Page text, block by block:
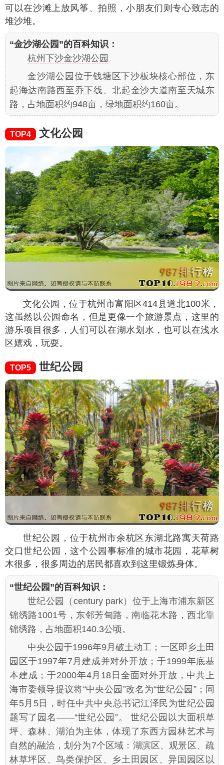
可以在沙滩上放风筝、拍照，小朋友们则专心致志的
堆沙堆。
“金沙湖公园”的百科知识：
杭州下沙金沙湖公园
金沙湖公园位于钱塘区下沙板块核心部位，东
起海达南路西至乔下线、北起金沙大道南至天城东
路，占地面积约948亩，绿地面积约160亩。
TOP4 文化公园
文化公园，位于杭州市富阳区414县道北100米，
这虽然以公园命名，但是更像一个旅游景点，这里的
游乐项目很多，人们可以在湖水划水，也可以在浅水
区嬉戏，玩耍。
TOP5 世纪公园
世纪公园，位于杭州市余杭区东湖北路寓天荷路
交口世纪公园，这个公园事标准的城市花园，花草树
木很多，很多周边的居民都喜欢到这里锻炼身体。
“世纪公园”的百科知识：
世纪公园（century park）位于上海市浦东新区
锦绣路1001号，东邻芳甸路，南临花木路，西北靠
锦绣路，占地面积140.3公顷。
中央公园于1996年9月破土动工；一区即乡土田
园区于1997年7月建成并对外开放；于1999年底基
本建成；于2000年4月18日全面对外开放，中共上
海市委领导提议将“中央公园”改名为“世纪公园”；同
年5月5日，时任中共中央总书记江泽民为世纪公园
题写了园名——“世纪公园”。 世纪公园以大面积草
坪、森林、湖泊为主体，体现了东西方园林艺术与
自然的融洽，划分为7个区域：湖滨区、观景区、疏
林草坪区、鸟类保护区、乡土田园区、异国园区以